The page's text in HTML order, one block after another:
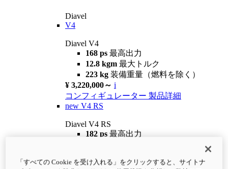
Diavel
V4
Diavel V4
168 ps 最高出力
12.8 kgm 最大トルク
223 kg 装備重量（燃料を除く）
¥ 3,220,000～ i
コンフィギュレーター 製品詳細
new V4 RS
Diavel V4 RS
182 ps 最高出力
¥4,400,000 i
「すべての Cookie を受け入れる」をクリックすると、サイトナ